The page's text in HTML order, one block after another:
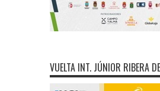
VUELTA INT. JÚNIOR RIBERA